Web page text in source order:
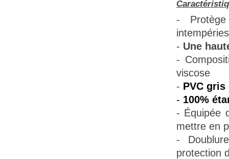
-
- Une
-
viscose
- PVC gris
- 100%
- Équipée
mettre en
-
protection